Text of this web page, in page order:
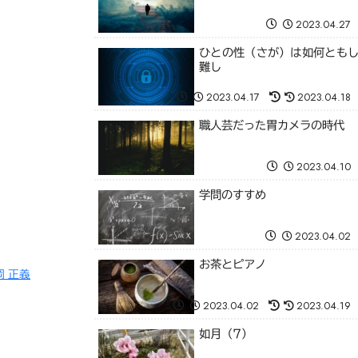
正義
2023.04.27
ひとの性（さが）は如何ともし
難し
2023.04.17 2023.04.18
職人芸だった胃カメラの時代
2023.04.10
学問のすすめ
2023.04.02
お茶とピアノ
2023.04.02 2023.04.19
如月（7）